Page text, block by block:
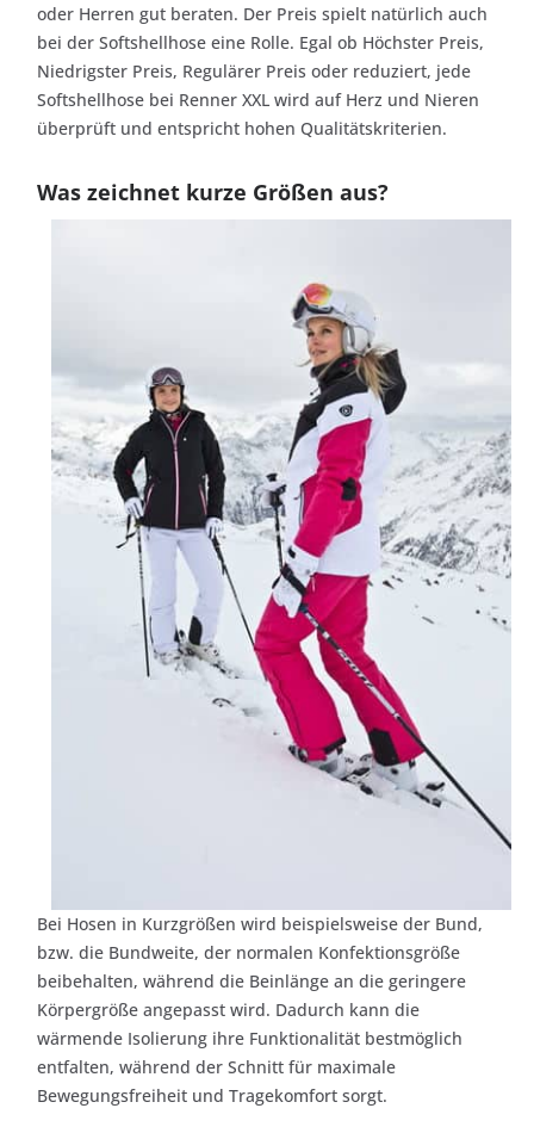
oder Herren gut beraten. Der Preis spielt natürlich auch
bei der Softshellhose eine Rolle. Egal ob Höchster Preis,
Niedrigster Preis, Regulärer Preis oder reduziert, jede
Softshellhose bei Renner XXL wird auf Herz und Nieren
überprüft und entspricht hohen Qualitätskriterien.
Was zeichnet kurze Größen aus?
Bei Hosen in Kurzgrößen wird beispielsweise der Bund,
bzw. die Bundweite, der normalen Konfektionsgröße
beibehalten, während die Beinlänge an die geringere
Körpergröße angepasst wird. Dadurch kann die
wärmende Isolierung ihre Funktionalität bestmöglich
entfalten, während der Schnitt für maximale
Bewegungsfreiheit und Tragekomfort sorgt.